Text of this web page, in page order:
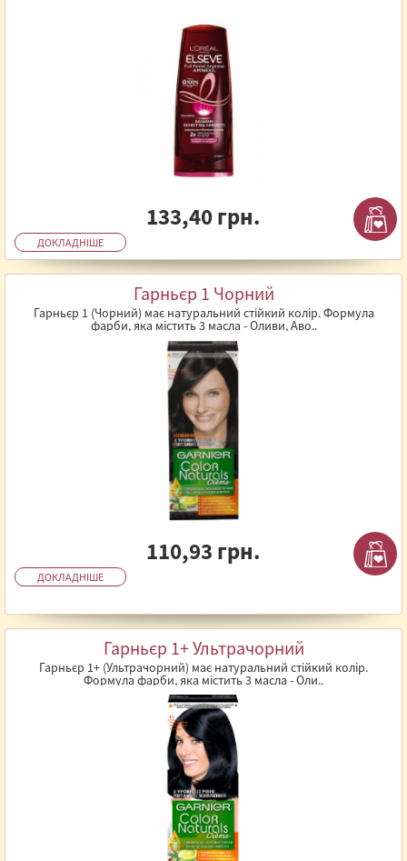
133,40 грн.
ДОКЛАДНІШЕ
Гарньєр 1 Чорний
Гарньєр 1 (Чорний) має натуральний стійкий колір. Формула
фарби, яка містить 3 масла - Оливи, Аво..
110,93 грн.
ДОКЛАДНІШЕ
Гарньєр 1+ Ультрачорний
Гарньєр 1+ (Ультрачорний) має натуральний стійкий колір.
Формула фарби, яка містить 3 масла - Оли..